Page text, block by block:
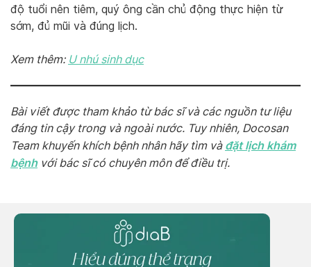
độ tuổi nên tiêm, quý ông cần chủ động thực hiện từ
sớm, đủ mũi và đúng lịch.
Xem thêm: U nhú sinh dục
Bài viết được tham khảo từ bác sĩ và các nguồn tư liệu
đáng tin cậy trong và ngoài nước. Tuy nhiên, Docosan
Team khuyến khích bệnh nhân hãy tìm và đặt lịch khám
bệnhvới bác sĩ có chuyên môn để điều trị.